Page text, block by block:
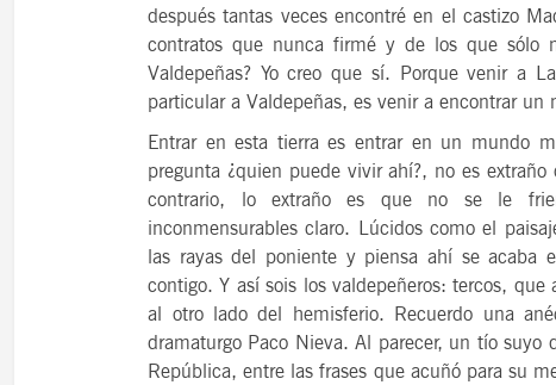
después tantas veces encontré en el castizo
contratos que nunca firmé y de los que sólo
Valdepeñas? Yo creo que sí. Porque venir a
particular a Valdepeñas, es venir a encontrar un
Entrar en esta tierra es entrar en un mundo
pregunta ¿quien puede vivir ahí?, no es
contrario, lo extraño es que no se le
inconmensurables claro. Lúcidos como el
las rayas del poniente y piensa ahí se acaba
contigo. Y así sois los valdepeñeros: tercos,
al otro lado del hemisferio. Recuerdo una
dramaturgo Paco Nieva. Al parecer, un tío
República, entre las frases que acuñó para su